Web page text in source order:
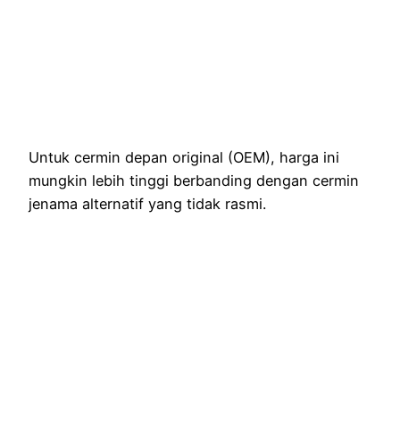
Untuk cermin depan original (OEM), harga ini
mungkin lebih tinggi berbanding dengan cermin
jenama alternatif yang tidak rasmi.